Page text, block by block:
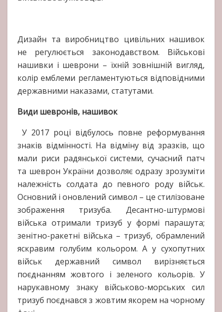
Дизайн та виробництво цивільних нашивок
не регулюється законодавством. Військові
нашивки і шеврони – їхній зовнішній вигляд,
колір емблеми регламентуються відповідними
державними наказами, статутами.
Види шевронів, нашивок
У 2017 році відбулось повне реформування
знаків відмінності. На відміну від зразків, що
мали риси радянської системи, сучасний патч
та шеврон України дозволяє одразу зрозуміти
належність солдата до певного роду військ.
Основний і оновлений символ – це стилізоване
зображення тризуба. Десантно-штурмові
війська отримали тризуб у формі парашута;
зенітно-ракетні війська – тризуб, обрамлений
яскравим голубим кольором. А у сухопутних
військ державний символ вирізняється
поєднанням жовтого і зеленого кольорів. У
нарукавному знаку військово-морських сил
тризуб поєднався з жовтим якорем на чорному